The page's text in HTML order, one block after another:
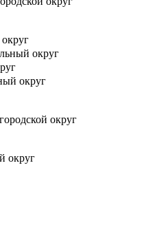
округ
округ
округ
округ